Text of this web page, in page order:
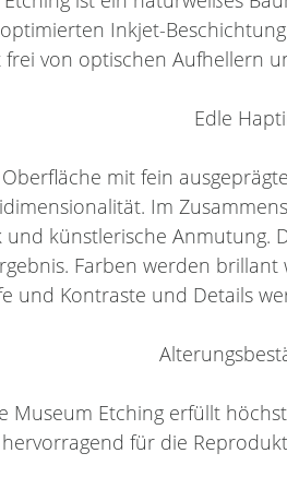
Inkjet-
von optischen Aufhellern
Edle
mit fein
Im
künstlerische Anmutung.
Farben werden
und Kontraste und Details
Museum Etching erfüllt
für die